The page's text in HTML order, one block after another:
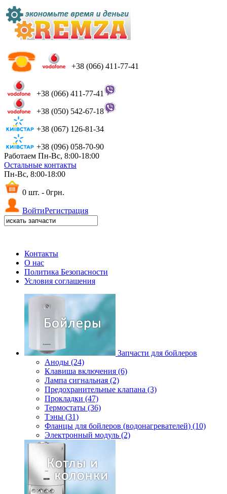
+38 (066) 411-77-41
+38 (066) 411-77-41
+38 (050) 542-67-18
+38 (067) 126-81-34
+38 (096) 058-70-90
Работаем Пн-Вс, 8:00-18:00
Остальные контакты
Пн-Вс, 8:00-18:00
0 шт. - 0грн.
ВойтиРегистрация
Контакты
О нас
Политика Безопасности
Условия соглашения
Запчасти для бойлеров
Аноды (24)
Клавиша включения (6)
Лампа сигнальная (2)
Предохранительные клапана (3)
Прокладки (47)
Термостаты (36)
Тэны (31)
Фланцы для бойлеров (водонагревателей) (10)
Электронный модуль (2)